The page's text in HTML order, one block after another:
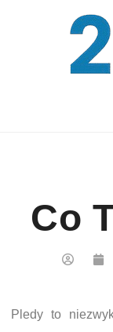
Co
Pledy to